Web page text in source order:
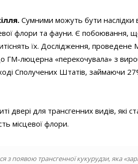
Сумними можуть бути наслідки
флори та фауни. Є побоювання,
їх. Дослідження, проведене
ГМ-люцерна «перекочувала» з
Сполучених Штатів, займаючи 27%
двері для трансгенних видів, які
місцевої флори.
появою трансгенної кукурудзи, яка